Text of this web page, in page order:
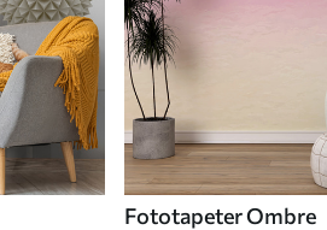
Fototapeter Ombre